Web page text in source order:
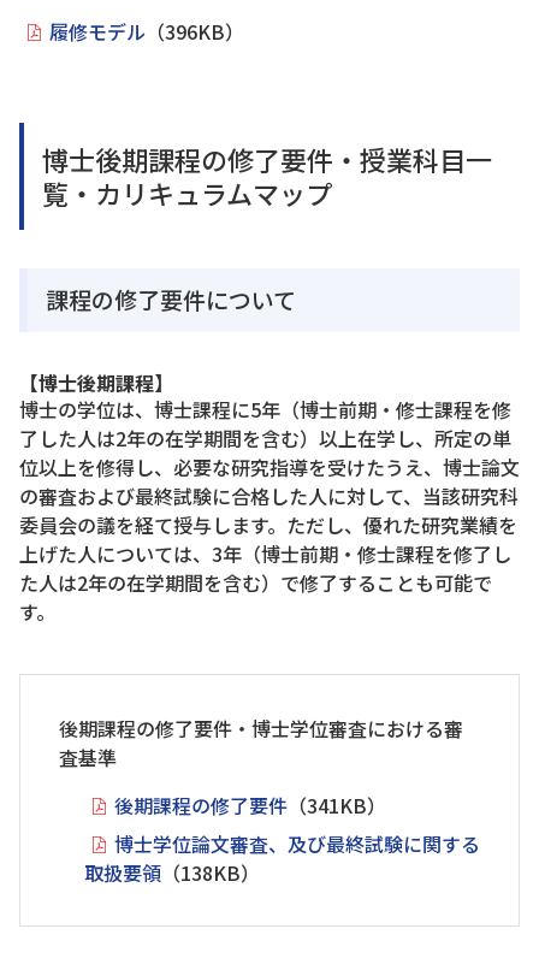
履修モデル （396KB）
博士後期課程の修了要件・授業科目一
覧・カリキュラムマップ
課程の修了要件について
【博士後期課程】
博士の学位は、博士課程に5年（博士前期・修士課程を修
了した人は2年の在学期間を含む）以上在学し、所定の単
位以上を修得し、必要な研究指導を受けたうえ、博士論文
の審査および最終試験に合格した人に対して、当該研究科
委員会の議を経て授与します。ただし、優れた研究業績を
上げた人については、3年（博士前期・修士課程を修了し
た人は2年の在学期間を含む）で修了することも可能で
す。
後期課程の修了要件・博士学位審査における審
査基準
後期課程の修了要件（341KB）
博士学位論文審査、及び最終試験に関する
取扱要領（138KB）